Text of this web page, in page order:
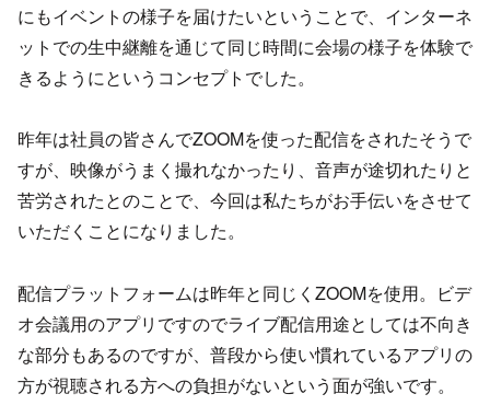
にもイベントの様子を届けたいということで、インターネ
ットでの生中継離を通じて同じ時間に会場の様子を体験で
きるようにというコンセプトでした。
昨年は社員の皆さんでZOOMを使った配信をされたそうで
すが、映像がうまく撮れなかったり、音声が途切れたりと
苦労されたとのことで、今回は私たちがお手伝いをさせて
いただくことになりました。
配信プラットフォームは昨年と同じくZOOMを使用。ビデ
オ会議用のアプリですのでライブ配信用途としては不向き
な部分もあるのですが、普段から使い慣れているアプリの
方が視聴される方への負担がないという面が強いです。